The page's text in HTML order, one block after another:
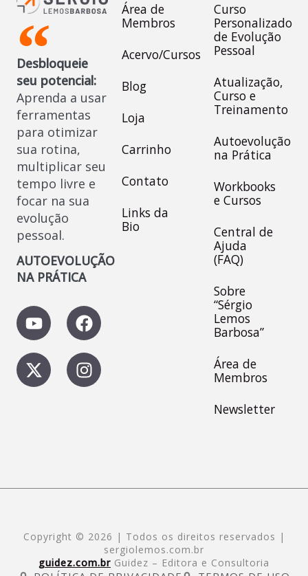
Desbloqueie
seu potencial:
Aprenda a usar
ferramentas
para otimizar
sua rotina,
multiplicar seu
tempo livre e
focar na sua
evolução
pessoal.
AUTOEVOLUÇÃO
NA PRÁTICA
Y
o
u
t
u
F
a
c
e
b
X
-
t
w
i
I
n
s
t
a
Área de
Membros
Acervo/Cursos
Blog
Loja
Carrinho
Contato
Links da
Bio
Curso
Personalizado
de Evolução
Pessoal
Atualização,
Curso e
Treinamento
Autoevolução
na Prática
Workbooks
e Cursos
Central de
Ajuda
(FAQ)
Sobre
“Sérgio
Lemos
Barbosa”
Área de
Membros
Newsletter
Copyright © 2026 | Todos os direitos reservados |
sergiolemos.com.br
guidez.com.br Guidez – Editora e Consultoria